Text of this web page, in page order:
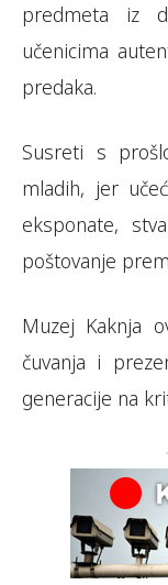
predmeta iz
učenicima
predaka.
Susreti s
mladih, jer
eksponate,
poštovanje
Muzej Kaknja
čuvanja i
generacije na